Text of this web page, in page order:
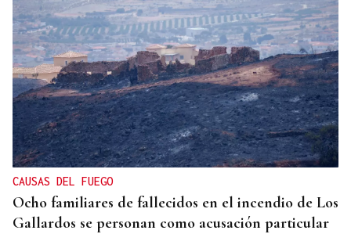
CAUSAS DEL FUEGO
Ocho familiares de fallecidos en el incendio de Los
Gallardos se personan como acusación particular